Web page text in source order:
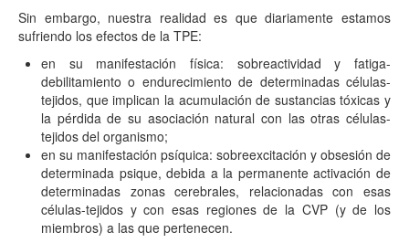
Sin embargo, nuestra realidad es que diariamente estamos
sufriendo los efectos de la TPE:
en su manifestación física: sobreactividad y fatiga-
debilitamiento o endurecimiento de determinadas células-
tejidos, que implican la acumulación de sustancias tóxicas y
la pérdida de su asociación natural con las otras células-
tejidos del organismo;
en su manifestación psíquica: sobreexcitación y obsesión de
determinada psique, debida a la permanente activación de
determinadas zonas cerebrales, relacionadas con esas
células-tejidos y con esas regiones de la CVP (y de los
miembros) a las que pertenecen.